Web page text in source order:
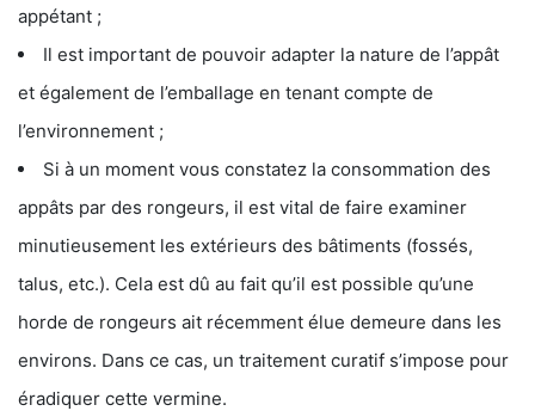
appétant ;
Il est important de pouvoir adapter la nature de l’appât
et également de l’emballage en tenant compte de
l’environnement ;
Si à un moment vous constatez la consommation des
appâts par des rongeurs, il est vital de faire examiner
minutieusement les extérieurs des bâtiments (fossés,
talus, etc.). Cela est dû au fait qu’il est possible qu’une
horde de rongeurs ait récemment élue demeure dans les
environs. Dans ce cas, un traitement curatif s’impose pour
éradiquer cette vermine.